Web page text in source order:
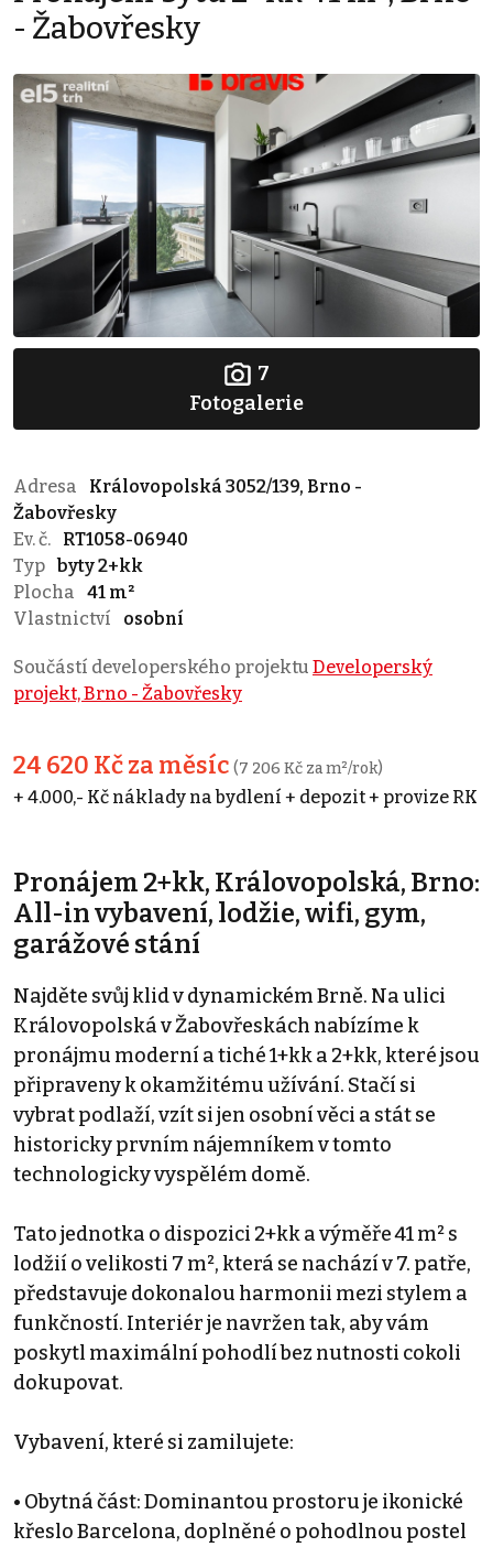
- Žabovřesky
7
Fotogalerie
Adresa
Královopolská 3052/139, Brno -
Žabovřesky
Ev. č.
RT1058-06940
Typ byty 2+kk
Plocha
41 m²
Vlastnictví
osobní
Součástí developerského projektu Developerský
projekt, Brno - Žabovřesky
24 620 Kč za měsíc (7 206 Kč za m²/rok)
+ 4.000,- Kč náklady na bydlení + depozit + provize RK
Pronájem 2+kk, Královopolská, Brno:
All-in vybavení, lodžie, wifi, gym,
garážové stání
Najděte svůj klid v dynamickém Brně. Na ulici
Královopolská v Žabovřeskách nabízíme k
pronájmu moderní a tiché 1+kk a 2+kk, které jsou
připraveny k okamžitému užívání. Stačí si
vybrat podlaží, vzít si jen osobní věci a stát se
historicky prvním nájemníkem v tomto
technologicky vyspělém domě.
Tato jednotka o dispozici 2+kk a výměře 41 m² s
lodžií o velikosti 7 m², která se nachází v 7. patře,
představuje dokonalou harmonii mezi stylem a
funkčností. Interiér je navržen tak, aby vám
poskytl maximální pohodlí bez nutnosti cokoli
dokupovat.
Vybavení, které si zamilujete:
• Obytná část: Dominantou prostoru je ikonické
křeslo Barcelona, doplněné o pohodlnou postel